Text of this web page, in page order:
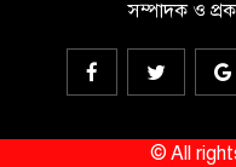
সম্পাদক ও
© All